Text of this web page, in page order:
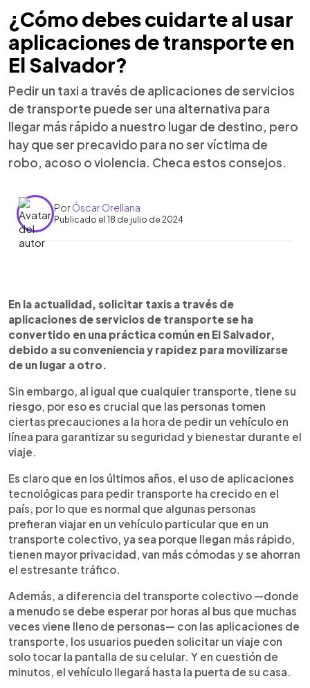
¿Cómo debes cuidarte al usar
aplicaciones de transporte en
El Salvador?
Pedir un taxi a través de aplicaciones de servicios
de transporte puede ser una alternativa para
llegar más rápido a nuestro lugar de destino, pero
hay que ser precavido para no ser víctima de
robo, acoso o violencia. Checa estos consejos.
PorÓscar Orellana
Publicado el 18 de julio de 2024
Escuchar artículo
En la actualidad, solicitar taxis a través de
aplicaciones de servicios de transporte se ha
convertido en una práctica común en El Salvador,
debido a su conveniencia y rapidez para movilizarse
de un lugar a otro.
Sin embargo, al igual que cualquier transporte, tiene su
riesgo, por eso es crucial que las personas tomen
ciertas precauciones a la hora de pedir un vehículo en
línea para garantizar su seguridad y bienestar durante el
viaje.
Es claro que en los últimos años, el uso de aplicaciones
tecnológicas para pedir transporte ha crecido en el
país, por lo que es normal que algunas personas
prefieran viajar en un vehículo particular que en un
transporte colectivo, ya sea porque llegan más rápido,
tienen mayor privacidad, van más cómodas y se ahorran
el estresante tráfico.
Además, a diferencia del transporte colectivo —donde
a menudo se debe esperar por horas al bus que muchas
veces viene lleno de personas— con las aplicaciones de
transporte, los usuarios pueden solicitar un viaje con
solo tocar la pantalla de su celular. Y en cuestión de
minutos, el vehículo llegará hasta la puerta de su casa.